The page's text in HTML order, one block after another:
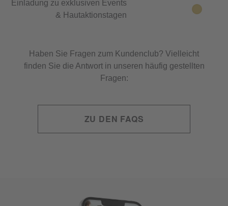
Einladung zu exklusiven Events
& Hautaktionstagen
Haben Sie Fragen zum Kundenclub? Vielleicht
finden Sie die Antwort in unseren häufig gestellten
Fragen:
ZU DEN FAQS